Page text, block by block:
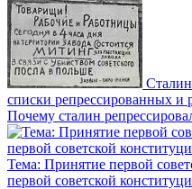
списки репрессированных и
Почему сталин
Тема: Принятие первой
первой советской